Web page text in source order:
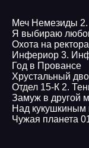
Меч Немезиды 2.
Я выбираю
Охота на
Инфериор 3.
Год в Провансе
Хрустальный
Отдел 15-К 2.
Замуж в другой
Над кукушкиным
Чужая планета